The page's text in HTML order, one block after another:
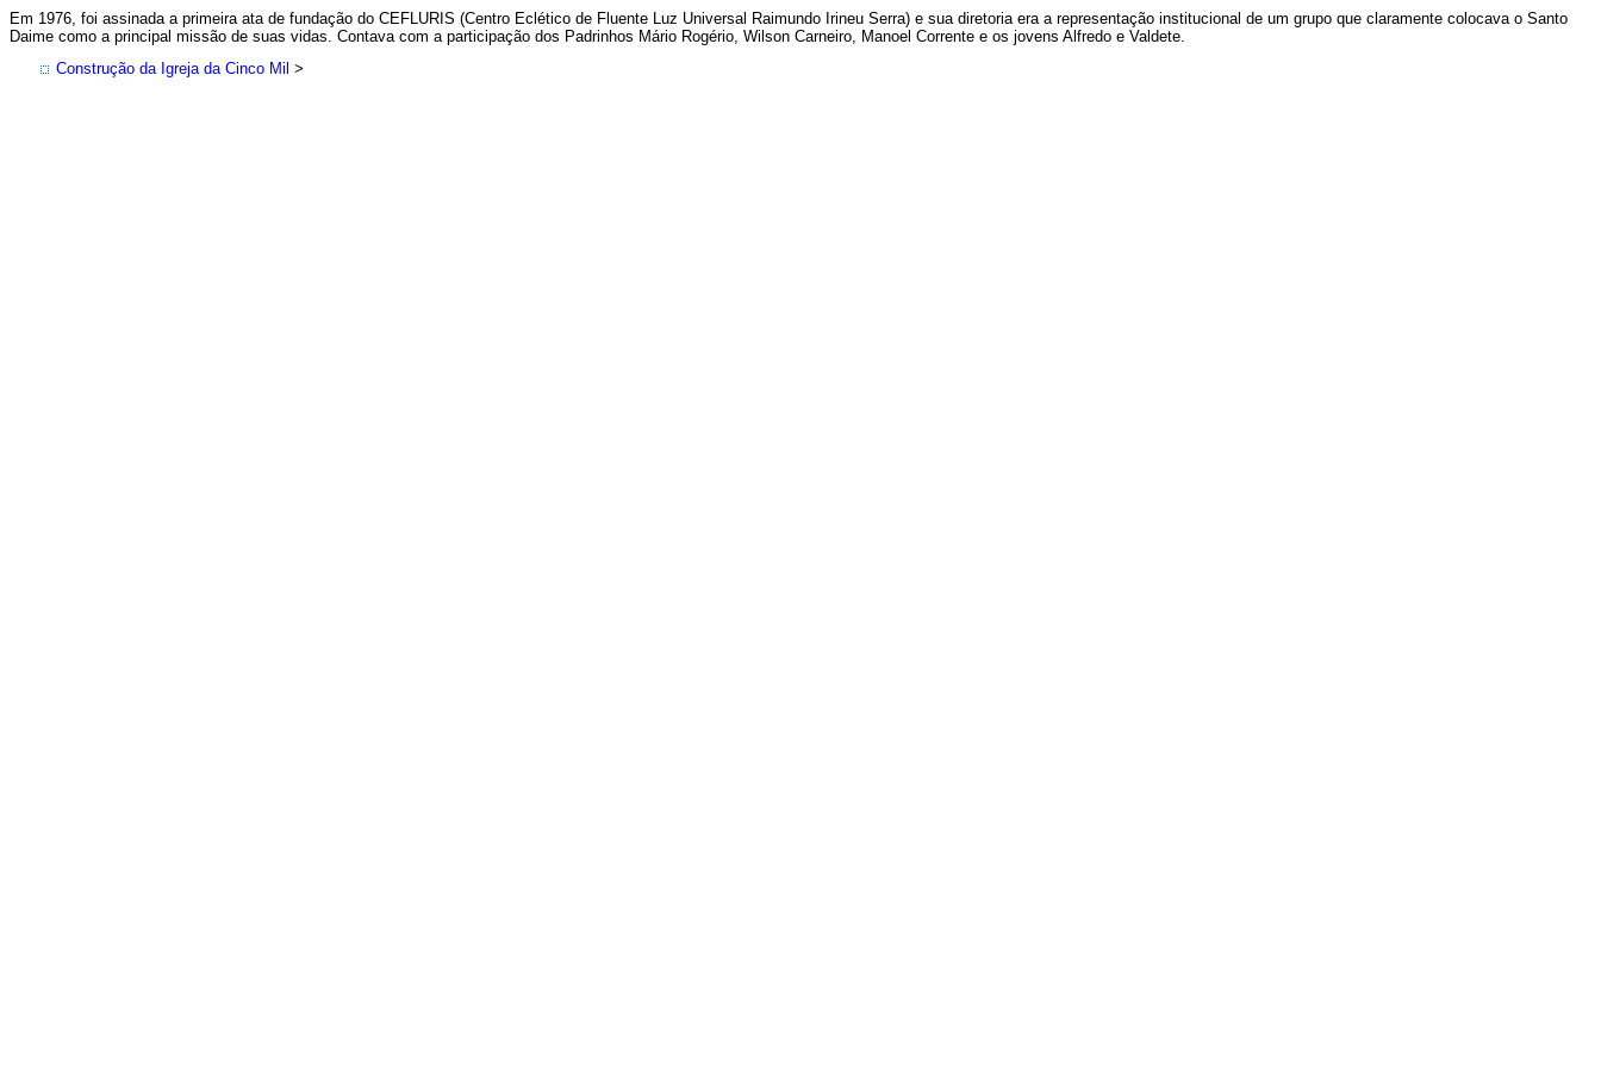
Em 1976, foi assinada a primeira ata de fundação do CEFLURIS (Centro Eclético de Fluente Luz Universal Raimundo Irineu Serra) e sua diretoria era a representação institucional de um grupo que claramente colocava o Santo
Daime como a principal missão de suas vidas. Contava com a participação dos Padrinhos Mário Rogério, Wilson Carneiro, Manoel Corrente e os jovens Alfredo e Valdete.
Construção da Igreja da Cinco Mil >